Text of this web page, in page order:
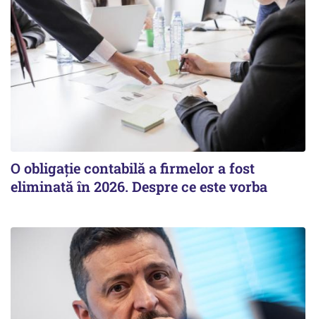
O obligație contabilă a firmelor a fost
eliminată în 2026. Despre ce este vorba